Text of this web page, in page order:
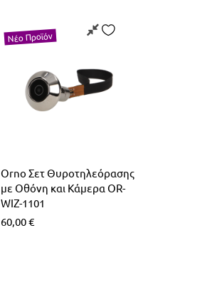
Νέο Προϊόν
Orno Σετ Θυροτηλεόρασης
με Οθόνη και Κάμερα OR-
WIZ-1101
60,00€